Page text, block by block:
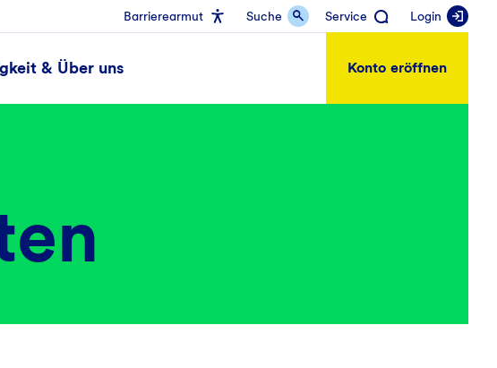
Barrierearmut Suche Service Login
& Über uns Konto eröffnen